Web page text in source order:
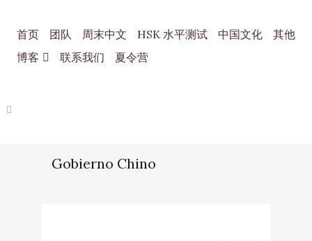
首页 团队 周末中文 HSK 水平测试 中国文化
其他
博客
联系我们 夏令营
Gobierno Chino